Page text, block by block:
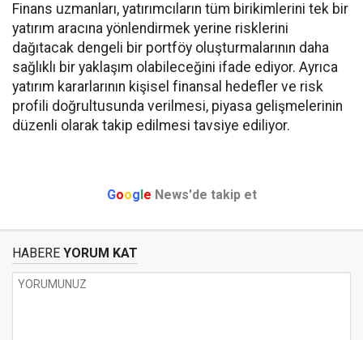
Finans uzmanları, yatırımcıların tüm birikimlerini tek bir
yatırım aracına yönlendirmek yerine risklerini
dağıtacak dengeli bir portföy oluşturmalarının daha
sağlıklı bir yaklaşım olabileceğini ifade ediyor. Ayrıca
yatırım kararlarının kişisel finansal hedefler ve risk
profili doğrultusunda verilmesi, piyasa gelişmelerinin
düzenli olarak takip edilmesi tavsiye ediliyor.
Google News'de takip et
HABERE YORUM KAT